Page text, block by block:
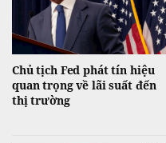
Chủ tịch Fed phát tín hiệu
quan trọng về lãi suất đến
thị trường